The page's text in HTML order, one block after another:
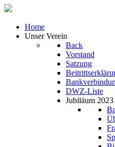
Home
Unser Verein
Back
Vorstand
Satzung
DWZ-Liste
Jubiläum 2023